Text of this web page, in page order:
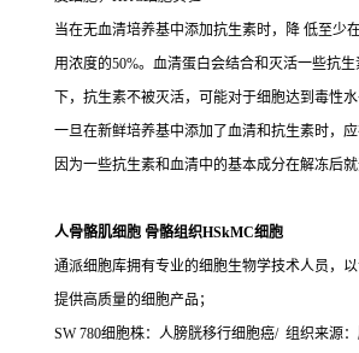
当在无血清培养基中添加抗生素时，降 低至少
用浓度的50%。血清蛋白会结合和灭活一些抗
下，抗生素不被灭活，可能对于细胞达到毒性水
一旦在新鲜培养基中添加了血清和抗生素时，应
因为一些抗生素和血清中的基本成分在解冻后就
人骨骼肌细胞 骨骼组织HSkMC细胞
通派细胞库拥有专业的细胞生物学技术人员，以
提供高质量的细胞产品；
SW 780细胞株：人膀胱移行细胞癌/ 组织来源